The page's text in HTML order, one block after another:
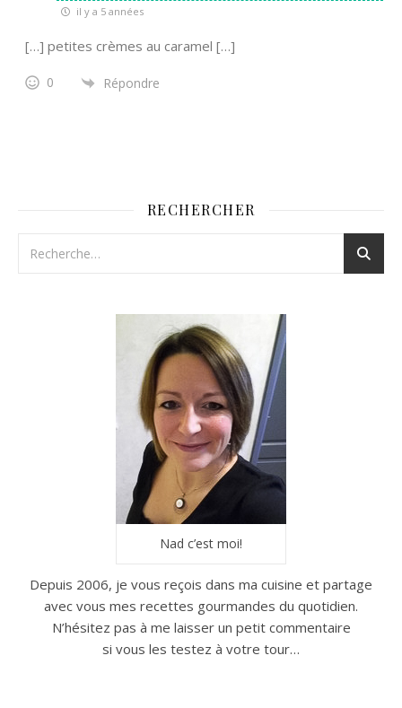
il y a 5 années
[…] petites crèmes au caramel […]
0 Répondre
RECHERCHER
Nad c’est moi!
Depuis 2006, je vous reçois dans ma cuisine et partage
avec vous mes recettes gourmandes du quotidien.
N’hésitez pas à me laisser un petit commentaire
si vous les testez à votre tour…